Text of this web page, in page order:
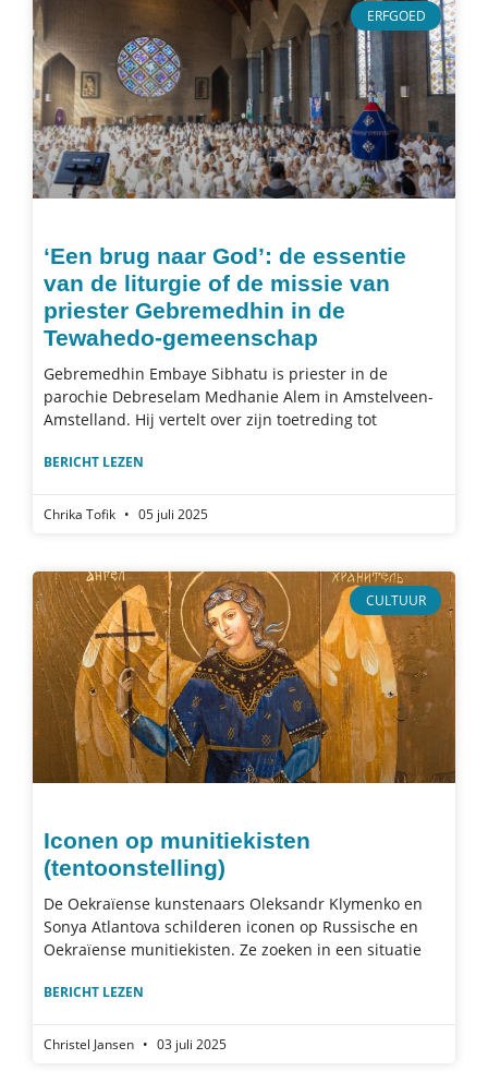
ERFGOED
‘Een brug naar God’: de essentie
van de liturgie of de missie van
priester Gebremedhin in de
Tewahedo-gemeenschap
Gebremedhin Embaye Sibhatu is priester in de
parochie Debreselam Medhanie Alem in Amstelveen-
Amstelland. Hij vertelt over zijn toetreding tot
BERICHT LEZEN
Chrika Tofik 05 juli 2025
CULTUUR
Iconen op munitiekisten
(tentoonstelling)
De Oekraïense kunstenaars Oleksandr Klymenko en
Sonya Atlantova schilderen iconen op Russische en
Oekraïense munitiekisten. Ze zoeken in een situatie
BERICHT LEZEN
Christel Jansen 03 juli 2025